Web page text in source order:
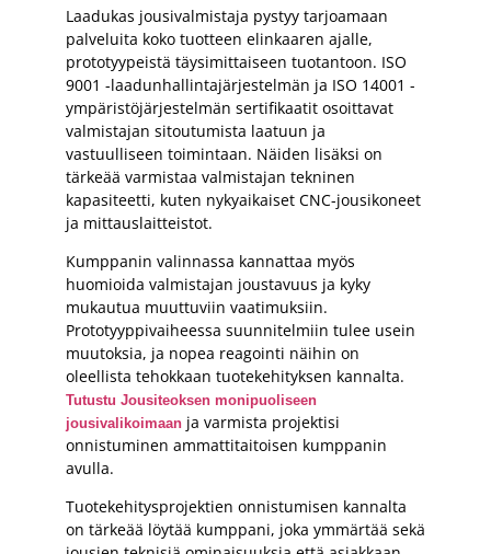
Laadukas jousivalmistaja pystyy tarjoamaan
palveluita koko tuotteen elinkaaren ajalle,
prototyypeistä täysimittaiseen tuotantoon. ISO
9001 -laadunhallintajärjestelmän ja ISO 14001 -
ympäristöjärjestelmän sertifikaatit osoittavat
valmistajan sitoutumista laatuun ja
vastuulliseen toimintaan. Näiden lisäksi on
tärkeää varmistaa valmistajan tekninen
kapasiteetti, kuten nykyaikaiset CNC-jousikoneet
ja mittauslaitteistot.
Kumppanin valinnassa kannattaa myös
huomioida valmistajan joustavuus ja kyky
mukautua muuttuviin vaatimuksiin.
Prototyyppivaiheessa suunnitelmiin tulee usein
muutoksia, ja nopea reagointi näihin on
oleellista tehokkaan tuotekehityksen kannalta.
Tutustu Jousiteoksen monipuoliseen
jousivalikoimaan ja varmista projektisi
onnistuminen ammattitaitoisen kumppanin
avulla.
Tuotekehitysprojektien onnistumisen kannalta
on tärkeää löytää kumppani, joka ymmärtää sekä